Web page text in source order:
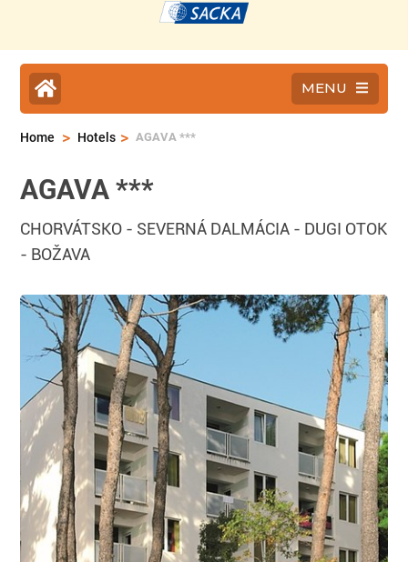
MENU
Home > Hotels > AGAVA ***
AGAVA ***
CHORVÁTSKO - SEVERNÁ DALMÁCIA - DUGI OTOK
- BOŽAVA